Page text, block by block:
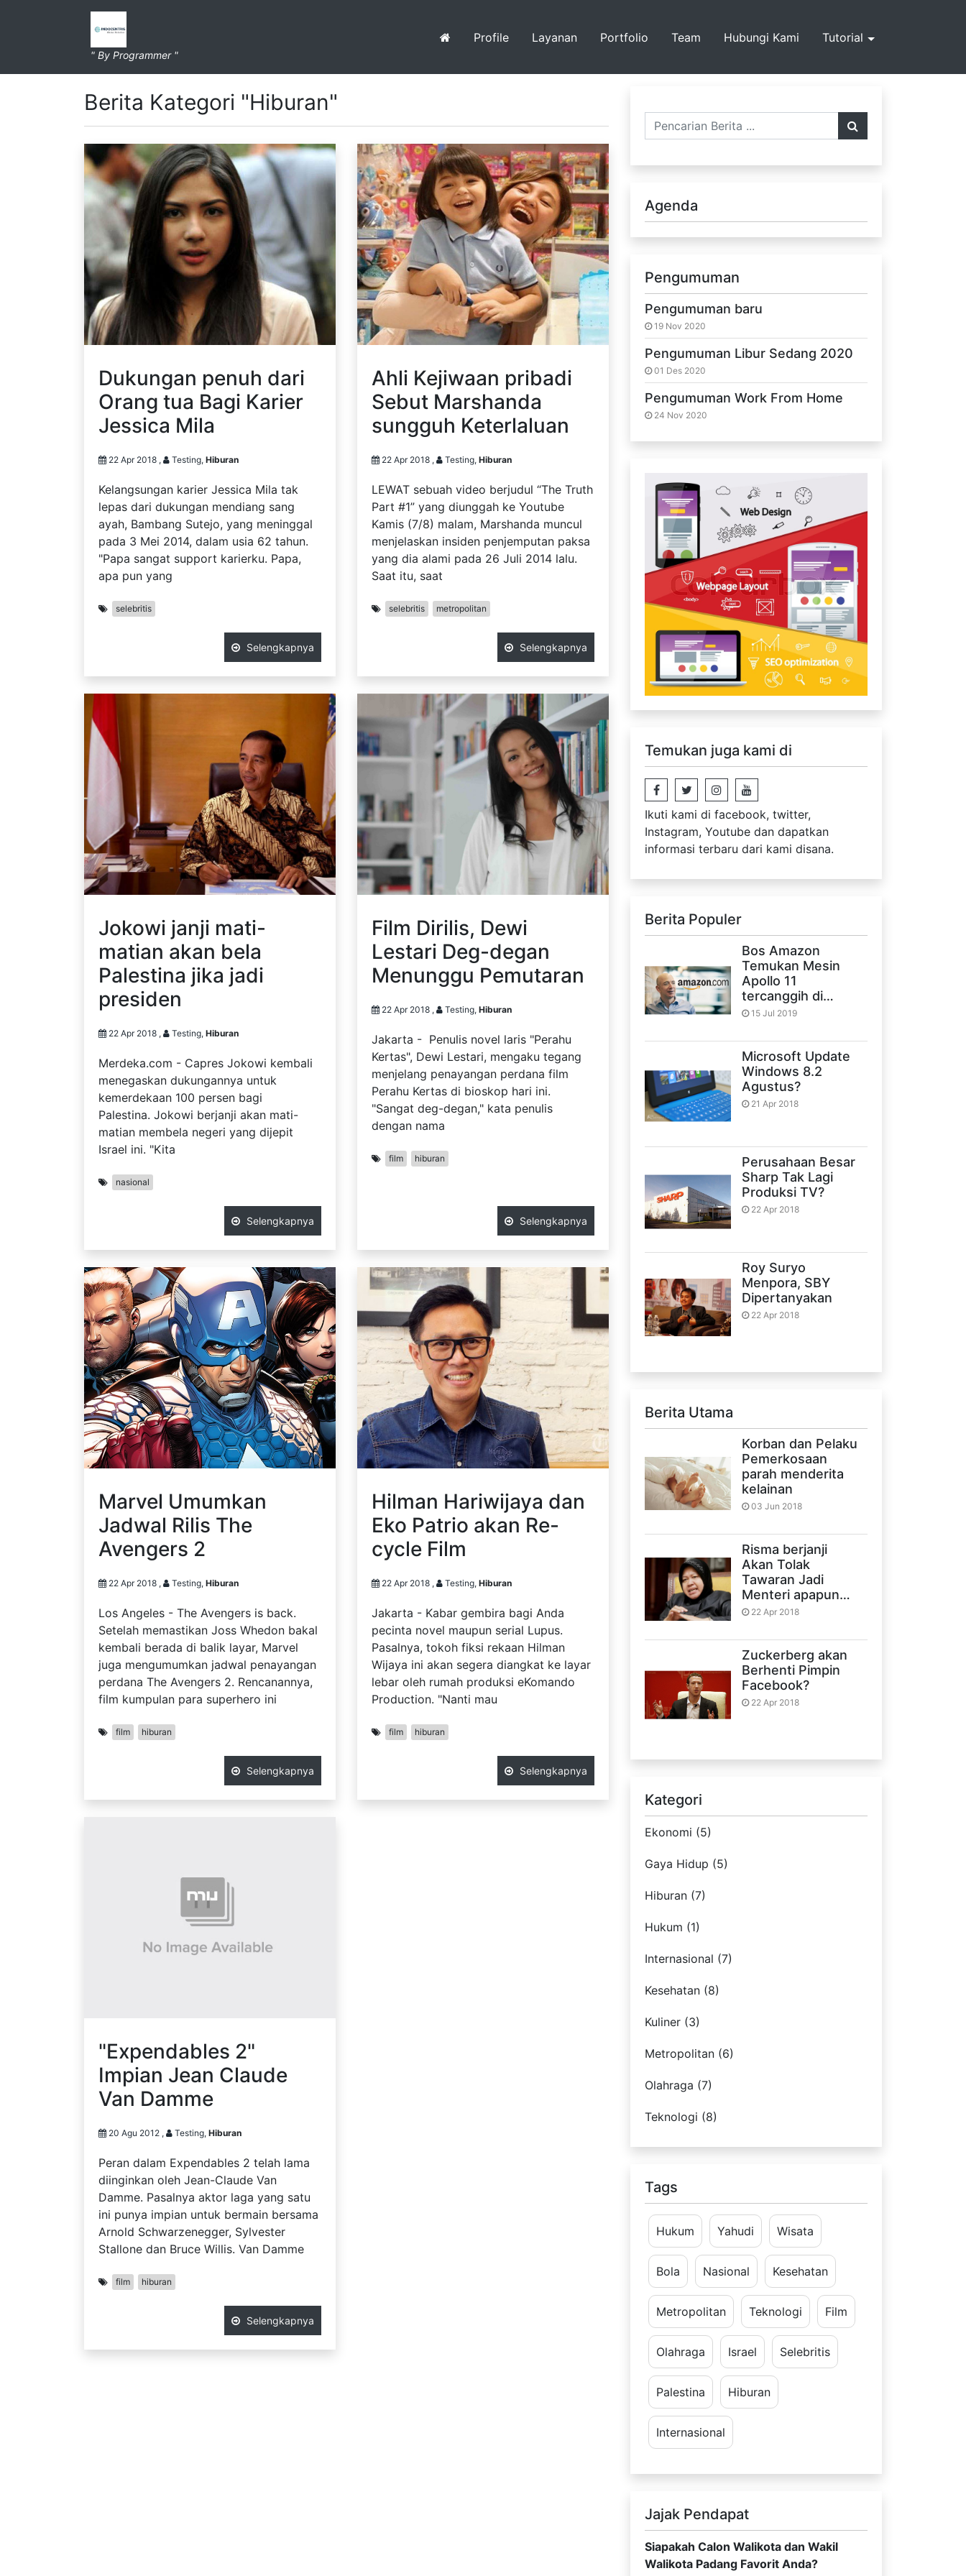
" By Programmer "
Profile Layanan Portfolio Team Hubungi Kami Tutorial
Berita Kategori "Hiburan"
Dukungan penuh dari
Orang tua Bagi Karier
Jessica Mila
22 Apr 2018 , Testing, Hiburan
Kelangsungan karier Jessica Mila tak
lepas dari dukungan mendiang sang
ayah, Bambang Sutejo, yang meninggal
pada 3 Mei 2014, dalam usia 62 tahun.
"Papa sangat support karierku. Papa,
apa pun yang
selebritis
Selengkapnya
Ahli Kejiwaan pribadi
Sebut Marshanda
sungguh Keterlaluan
22 Apr 2018 , Testing, Hiburan
LEWAT sebuah video berjudul “The Truth
Part #1” yang diunggah ke Youtube
Kamis (7/8) malam, Marshanda muncul
menjelaskan insiden penjemputan paksa
yang dia alami pada 26 Juli 2014 lalu.
Saat itu, saat
selebritis metropolitan
Selengkapnya
Jokowi janji mati-
matian akan bela
Palestina jika jadi
presiden
22 Apr 2018 , Testing, Hiburan
Merdeka.com - Capres Jokowi kembali
menegaskan dukungannya untuk
kemerdekaan 100 persen bagi
Palestina. Jokowi berjanji akan mati-
matian membela negeri yang dijepit
Israel ini. "Kita
nasional
Selengkapnya
Film Dirilis, Dewi
Lestari Deg-degan
Menunggu Pemutaran
22 Apr 2018 , Testing, Hiburan
Jakarta - Penulis novel laris "Perahu
Kertas", Dewi Lestari, mengaku tegang
menjelang penayangan perdana film
Perahu Kertas di bioskop hari ini.
"Sangat deg-degan," kata penulis
dengan nama
film hiburan
Selengkapnya
Marvel Umumkan
Jadwal Rilis The
Avengers 2
22 Apr 2018 , Testing, Hiburan
Los Angeles - The Avengers is back.
Setelah memastikan Joss Whedon bakal
kembali berada di balik layar, Marvel
juga mengumumkan jadwal penayangan
perdana The Avengers 2. Rencanannya,
film kumpulan para superhero ini
film hiburan
Selengkapnya
Hilman Hariwijaya dan
Eko Patrio akan Re-
cycle Film
22 Apr 2018 , Testing, Hiburan
Jakarta - Kabar gembira bagi Anda
pecinta novel maupun serial Lupus.
Pasalnya, tokoh fiksi rekaan Hilman
Wijaya ini akan segera diangkat ke layar
lebar oleh rumah produksi eKomando
Production. "Nanti mau
film hiburan
Selengkapnya
"Expendables 2"
Impian Jean Claude
Van Damme
20 Agu 2012 , Testing, Hiburan
Peran dalam Expendables 2 telah lama
diinginkan oleh Jean-Claude Van
Damme. Pasalnya aktor laga yang satu
ini punya impian untuk bermain bersama
Arnold Schwarzenegger, Sylvester
Stallone dan Bruce Willis. Van Damme
film hiburan
Selengkapnya
Agenda
Pengumuman
Pengumuman baru
19 Nov 2020
Pengumuman Libur Sedang 2020
01 Des 2020
Pengumuman Work From Home
24 Nov 2020
Temukan juga kami di
Ikuti kami di facebook, twitter,
Instagram, Youtube dan dapatkan
informasi terbaru dari kami disana.
Berita Populer
Bos Amazon
Temukan Mesin
Apollo 11
tercanggih di…
15 Jul 2019
Microsoft Update
Windows 8.2
Agustus?
21 Apr 2018
Perusahaan Besar
Sharp Tak Lagi
Produksi TV?
22 Apr 2018
Roy Suryo
Menpora, SBY
Dipertanyakan
22 Apr 2018
Berita Utama
Korban dan Pelaku
Pemerkosaan
parah menderita
kelainan
03 Jun 2018
Risma berjanji
Akan Tolak
Tawaran Jadi
Menteri apapun…
22 Apr 2018
Zuckerberg akan
Berhenti Pimpin
Facebook?
22 Apr 2018
Kategori
Ekonomi (5)
Gaya Hidup (5)
Hiburan (7)
Hukum (1)
Internasional (7)
Kesehatan (8)
Kuliner (3)
Metropolitan (6)
Olahraga (7)
Teknologi (8)
Tags
Hukum Yahudi Wisata
Bola Nasional Kesehatan
Metropolitan Teknologi Film
Olahraga Israel Selebritis
Palestina Hiburan
Internasional
Jajak Pendapat
Siapakah Calon Walikota dan Wakil
Walikota Padang Favorit Anda?